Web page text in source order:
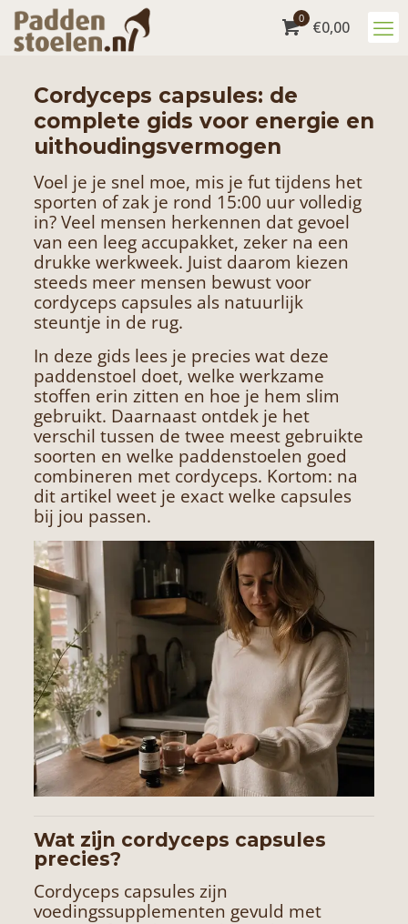
0 €0,00
Cordyceps capsules: de
complete gids voor energie en
uithoudingsvermogen
Voel je je snel moe, mis je fut tijdens het
sporten of zak je rond 15:00 uur volledig
in? Veel mensen herkennen dat gevoel
van een leeg accupakket, zeker na een
drukke werkweek. Juist daarom kiezen
steeds meer mensen bewust voor
cordyceps capsules als natuurlijk
steuntje in de rug.
In deze gids lees je precies wat deze
paddenstoel doet, welke werkzame
stoffen erin zitten en hoe je hem slim
gebruikt. Daarnaast ontdek je het
verschil tussen de twee meest gebruikte
soorten en welke paddenstoelen goed
combineren met cordyceps. Kortom: na
dit artikel weet je exact welke capsules
bij jou passen.
Wat zijn cordyceps capsules
precies?
Cordyceps capsules zijn
voedingssupplementen gevuld met